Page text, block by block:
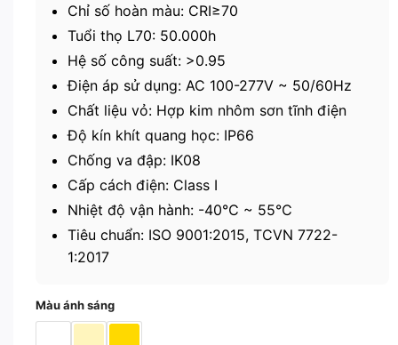
Chỉ số hoàn màu: CRI≥70
Tuổi thọ L70: 50.000h
Hệ số công suất: >0.95
Điện áp sử dụng: AC 100-277V ~ 50/60Hz
Chất liệu vỏ: Hợp kim nhôm sơn tĩnh điện
Độ kín khít quang học: IP66
Chống va đập: IK08
Cấp cách điện: Class I
Nhiệt độ vận hành: -40℃ ~ 55℃
Tiêu chuẩn: ISO 9001:2015, TCVN 7722-
1:2017
Màu ánh sáng